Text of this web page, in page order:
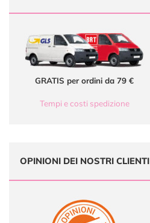
GRATIS per ordini da 79 €
Tempi e costi spedizione
OPINIONI DEI NOSTRI CLIENTI